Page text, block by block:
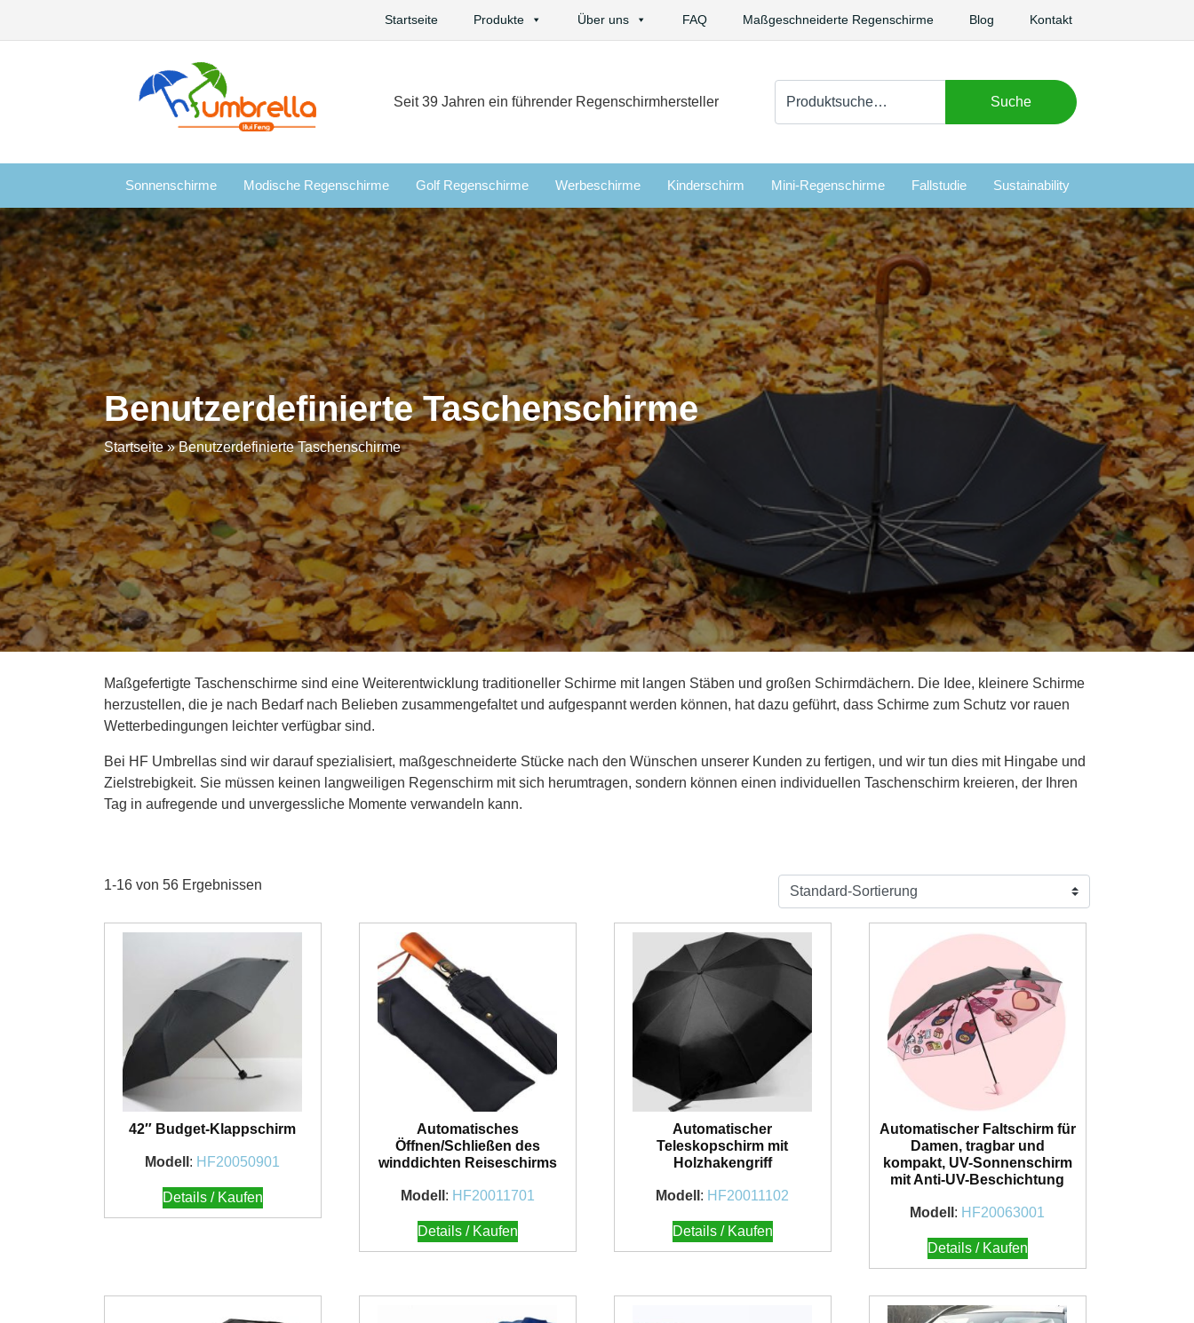
Startseite Produkte Über uns FAQ Maßgeschneiderte Regenschirme Blog Kontakt
Seit 39 Jahren ein führender Regenschirmhersteller
nach:
Suche
Sonnenschirme Modische Regenschirme Golf Regenschirme Werbeschirme Kinderschirm Mini-Regenschirme Fallstudie Sustainability
Benutzerdefinierte Taschenschirme
Startseite»Benutzerdefinierte Taschenschirme
Maßgefertigte Taschenschirme sind eine Weiterentwicklung traditioneller Schirme mit langen Stäben und großen Schirmdächern. Die Idee, kleinere Schirme
herzustellen, die je nach Bedarf nach Belieben zusammengefaltet und aufgespannt werden können, hat dazu geführt, dass Schirme zum Schutz vor rauen
Wetterbedingungen leichter verfügbar sind.
Bei HF Umbrellas sind wir darauf spezialisiert, maßgeschneiderte Stücke nach den Wünschen unserer Kunden zu fertigen, und wir tun dies mit Hingabe und
Zielstrebigkeit. Sie müssen keinen langweiligen Regenschirm mit sich herumtragen, sondern können einen individuellen Taschenschirm kreieren, der Ihren
Tag in aufregende und unvergessliche Momente verwandeln kann.
1-16 von 56 Ergebnissen
42″ Budget-Klappschirm
Modell : HF20050901
Details / Kaufen
Automatisches
Öffnen/Schließen des
winddichten Reiseschirms
Modell : HF20011701
Details / Kaufen
Automatischer
Teleskopschirm mit
Holzhakengriff
Modell : HF20011102
Details / Kaufen
Automatischer Faltschirm für
Damen, tragbar und
kompakt, UV-Sonnenschirm
mit Anti-UV-Beschichtung
Modell : HF20063001
Details / Kaufen